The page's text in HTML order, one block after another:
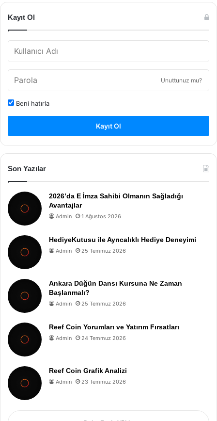
Kayıt Ol
Unuttunuz mu?
Beni hatırla
Kayıt Ol
Son Yazılar
2026’da E İmza Sahibi Olmanın Sağladığı
Avantajlar
Admin 1 Ağustos 2026
HediyeKutusu ile Ayrıcalıklı Hediye Deneyimi
Admin 25 Temmuz 2026
Ankara Düğün Dansı Kursuna Ne Zaman
Başlanmalı?
Admin 25 Temmuz 2026
Reef Coin Yorumları ve Yatırım Fırsatları
Admin 24 Temmuz 2026
Reef Coin Grafik Analizi
Admin 23 Temmuz 2026